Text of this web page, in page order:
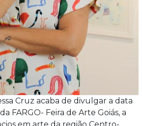
Cruz acaba de divulgar a data
FARGO- Feira de Arte Goiás, a
em arte da região Centro-